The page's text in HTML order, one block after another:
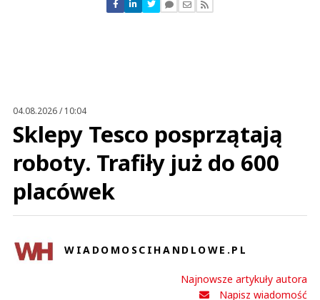
Nie znaleziono komentarzy
Zostaw swoje komentarze
04.08.2026 / 10:04
Sklepy Tesco posprzątają
roboty. Trafiły już do 600
placówek
WIADOMOSCIHANDLOWE.PL
Najnowsze artykuły autora
Napisz wiadomość